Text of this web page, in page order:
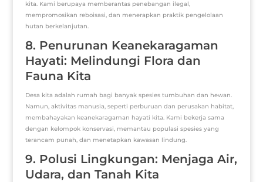
kita. Kami berupaya memberantas penebangan ilegal,
mempromosikan reboisasi, dan menerapkan praktik pengelolaan
hutan berkelanjutan.
8. Penurunan Keanekaragaman
Hayati: Melindungi Flora dan
Fauna Kita
Desa kita adalah rumah bagi banyak spesies tumbuhan dan hewan.
Namun, aktivitas manusia, seperti perburuan dan perusakan habitat,
membahayakan keanekaragaman hayati kita. Kami bekerja sama
dengan kelompok konservasi, memantau populasi spesies yang
terancam punah, dan menetapkan kawasan lindung.
9. Polusi Lingkungan: Menjaga Air,
Udara, dan Tanah Kita